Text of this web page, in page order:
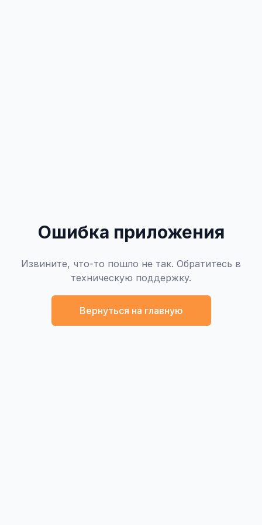
Ошибка приложения
Извините, что-то пошло не так. Обратитесь в
техническую поддержку.
Вернуться на главную